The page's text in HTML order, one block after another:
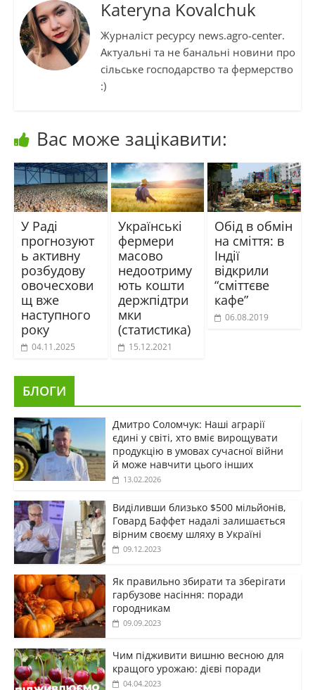
Kateryna Kovalchuk
Журналіст ресурсу news.agro-center.
Актуальні та не банальні новини про
сільське господарство та фермерство
:)
Вас може зацікавити:
У Раді
прогнозуют
ь активну
розбудову
овочесхови
щ вже
наступного
року
04.11.2025
Українські
фермери
масово
недоотриму
ють кошти
держпідтри
мки
(статистика)
15.12.2021
Обід в обмін
на сміття: в
Індії
відкрили
“сміттєве
кафе”
06.08.2019
БЛОГИ
Дмитро Соломчук: Наші аграрії
єдині у світі, хто вміє вирощувати
продукцію в умовах сучасної війни
й може навчити цього інших
13.02.2026
Виділивши близько $500 мільйонів,
Говард Баффет надалі залишається
вірним своєму шляху в Україні
09.12.2023
Як правильно збирати та зберігати
гарбузове насіння: поради
городникам
09.09.2023
Чим підживити вишню весною для
кращого урожаю: дієві поради
04.04.2023